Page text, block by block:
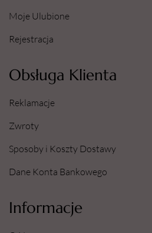
Moje Ulubione
Rejestracja
Obsługa Klienta
Reklamacje
Zwroty
Sposoby i Koszty Dostawy
Dane Konta Bankowego
Informacje